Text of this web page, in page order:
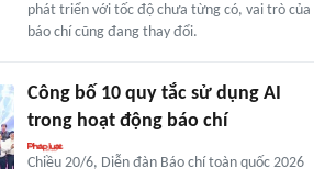
phát triển với tốc độ chưa từng có, vai trò của
báo chí cũng đang thay đổi.
Công bố 10 quy tắc sử dụng AI
trong hoạt động báo chí
Chiều 20/6, Diễn đàn Báo chí toàn quốc 2026